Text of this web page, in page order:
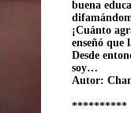
buena
¡Cuánto
enseñó que
Desde
soy…
Autor:
**********